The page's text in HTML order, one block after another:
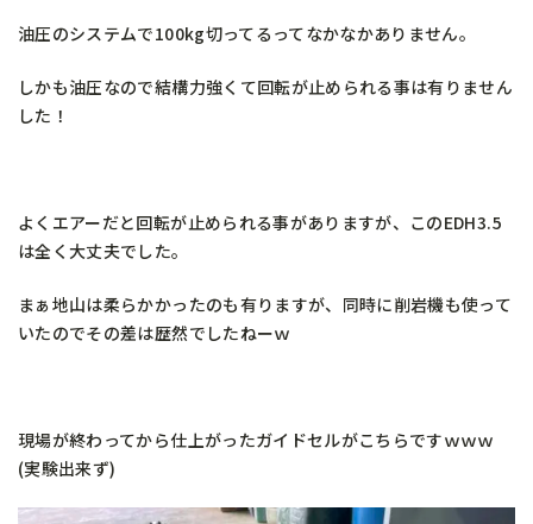
油圧のシステムで100kg切ってるってなかなかありません。
しかも油圧なので結構力強くて回転が止められる事は有りません
した！
よくエアーだと回転が止められる事がありますが、このEDH3.5
は全く大丈夫でした。
まぁ地山は柔らかかったのも有りますが、同時に削岩機も使って
いたのでその差は歴然でしたねーｗ
現場が終わってから仕上がったガイドセルがこちらですｗｗｗ
(実験出来ず)